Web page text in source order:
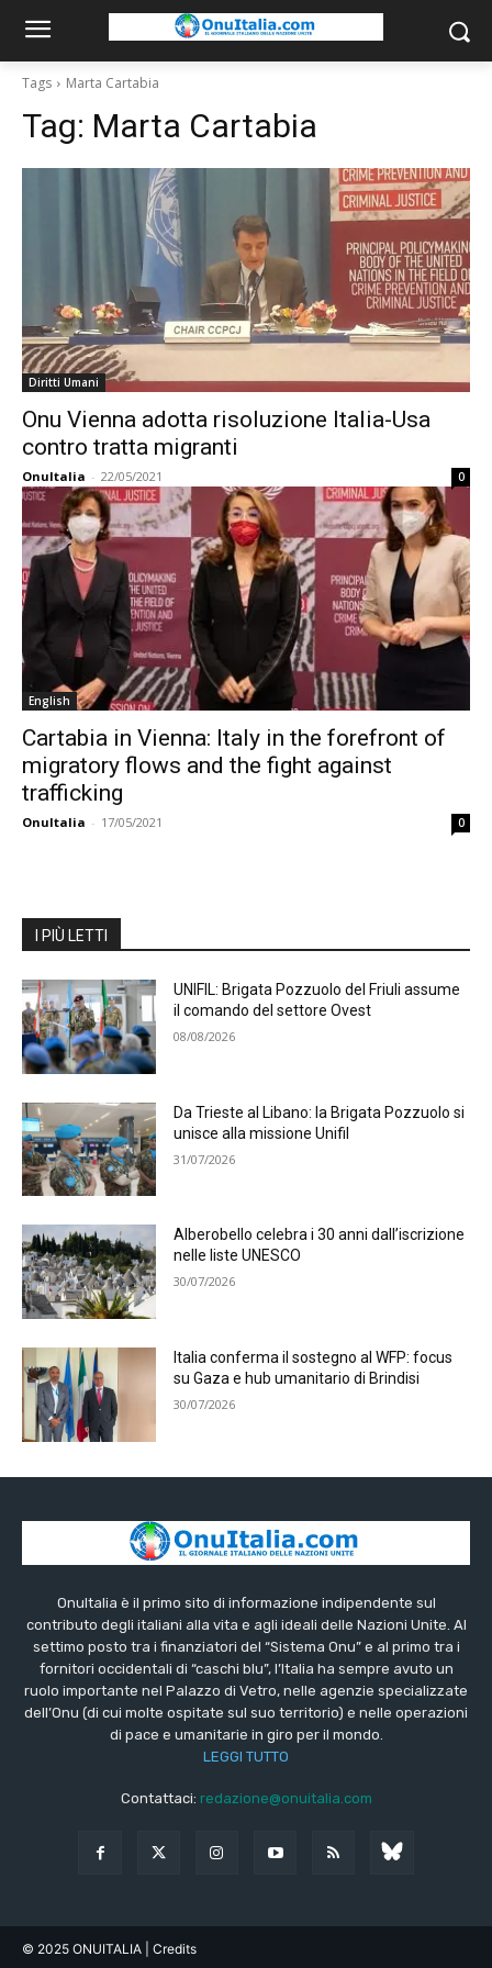
Tags Marta Cartabia
Tag: Marta Cartabia
Diritti Umani
Onu Vienna adotta risoluzione Italia-Usa
contro tratta migranti
OnuItalia - 22/05/2021 0
English
Cartabia in Vienna: Italy in the forefront of
migratory flows and the fight against
trafficking
OnuItalia - 17/05/2021 0
I PIÙ LETTI
UNIFIL: Brigata Pozzuolo del Friuli assume
il comando del settore Ovest
08/08/2026
Da Trieste al Libano: la Brigata Pozzuolo si
unisce alla missione Unifil
31/07/2026
Alberobello celebra i 30 anni dall’iscrizione
nelle liste UNESCO
30/07/2026
Italia conferma il sostegno al WFP: focus
su Gaza e hub umanitario di Brindisi
30/07/2026
OnuItalia è il primo sito di informazione indipendente sul
contributo degli italiani alla vita e agli ideali delle Nazioni Unite. Al
settimo posto tra i finanziatori del “Sistema Onu” e al primo tra i
fornitori occidentali di “caschi blu”, l’Italia ha sempre avuto un
ruolo importante nel Palazzo di Vetro, nelle agenzie specializzate
dell’Onu (di cui molte ospitate sul suo territorio) e nelle operazioni
di pace e umanitarie in giro per il mondo.
LEGGI TUTTO
Contattaci: redazione@onuitalia.com
© 2025 ONUITALIA | Credits